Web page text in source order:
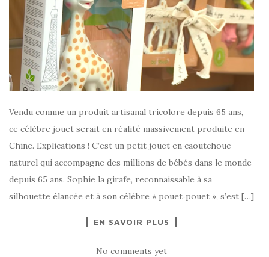
Vendu comme un produit artisanal tricolore depuis 65 ans,
ce célèbre jouet serait en réalité massivement produite en
Chine. Explications ! C’est un petit jouet en caoutchouc
naturel qui accompagne des millions de bébés dans le monde
depuis 65 ans. Sophie la girafe, reconnaissable à sa
silhouette élancée et à son célèbre « pouet‑pouet », s’est […]
EN SAVOIR PLUS
No comments yet